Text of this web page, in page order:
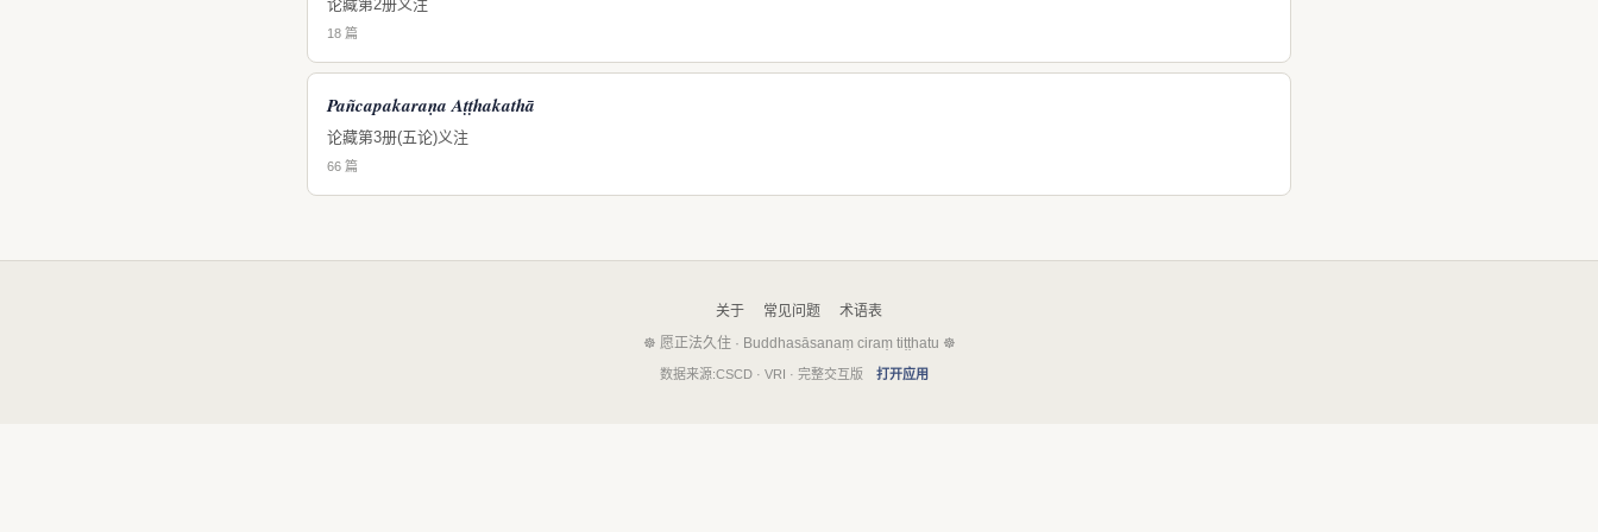
论藏第2册义注
18 篇
Pañcapakaraṇa Aṭṭhakathā
论藏第3册(五论)义注
66 篇
关于 常见问题
术语表
☸ 愿正法久住 · Buddhasāsanaṃ ciraṃ tiṭṭhatu ☸
数据来源:CSCD · VRI · 完整交互版 打开应用